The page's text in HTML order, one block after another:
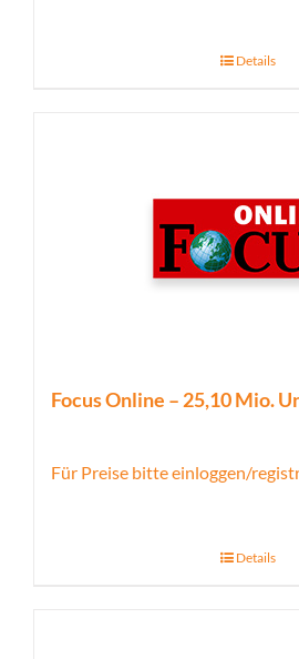
Details
Focus Online – 25,10 Mio.
Für Preise bitte einloggen/
Details